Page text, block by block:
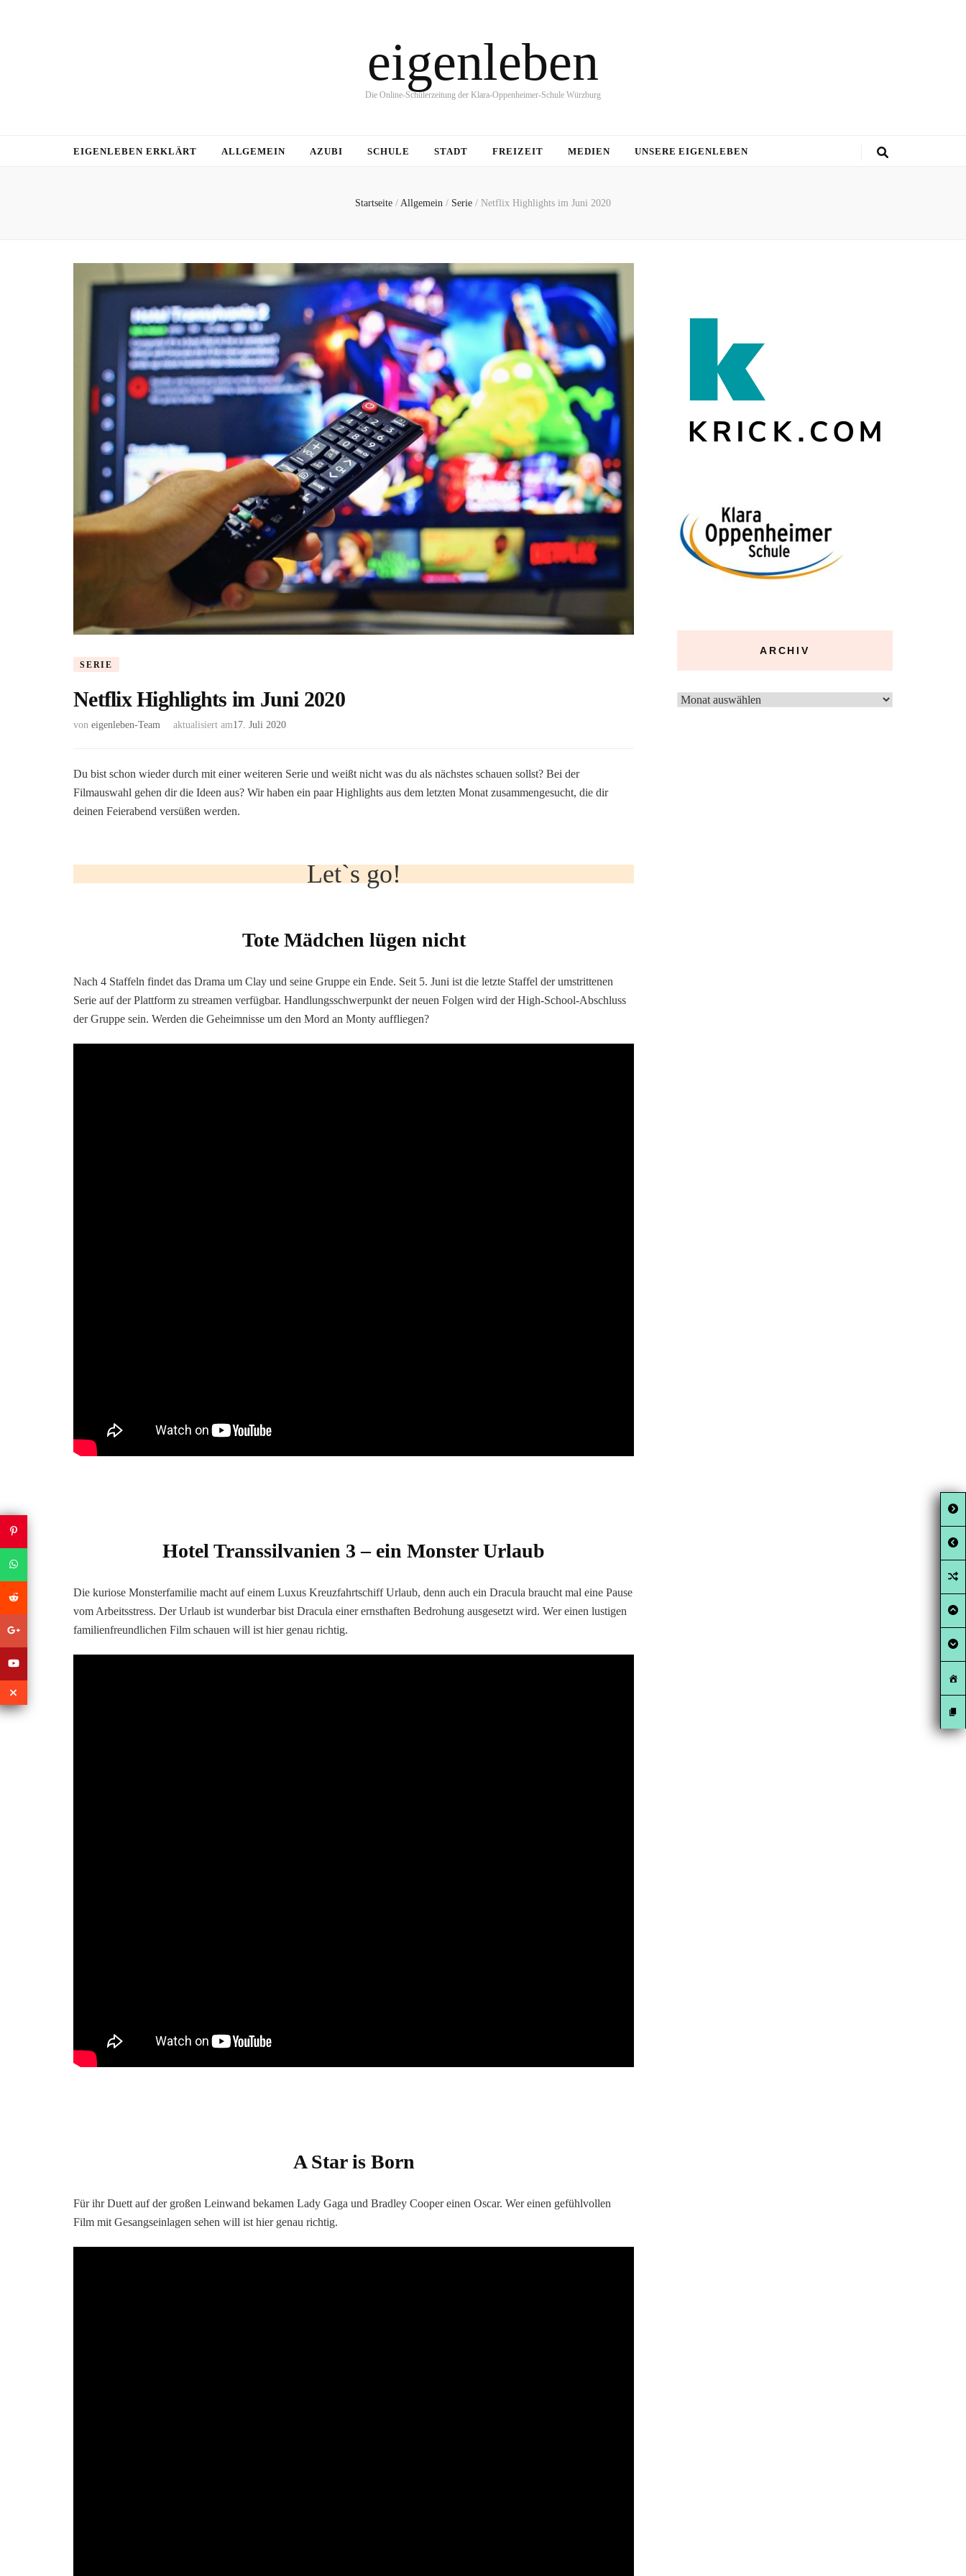
eigenleben
Die Online-Schülerzeitung der Klara-Oppenheimer-Schule Würzburg
EIGENLEBEN ERKLÄRT ALLGEMEIN AZUBI SCHULE STADT FREIZEIT MEDIEN UNSERE EIGENLEBEN
Startseite / Allgemein / Serie / Netflix Highlights im Juni 2020
SERIE
Netflix Highlights im Juni 2020
von eigenleben-Team aktualisiert am17. Juli 2020
Du bist schon wieder durch mit einer weiteren Serie und weißt nicht was du als nächstes schauen sollst? Bei der
Filmauswahl gehen dir die Ideen aus? Wir haben ein paar Highlights aus dem letzten Monat zusammengesucht, die dir
deinen Feierabend versüßen werden.
Let`s go!
Tote Mädchen lügen nicht
Nach 4 Staffeln findet das Drama um Clay und seine Gruppe ein Ende. Seit 5. Juni ist die letzte Staffel der umstrittenen
Serie auf der Plattform zu streamen verfügbar. Handlungsschwerpunkt der neuen Folgen wird der High-School-Abschluss
der Gruppe sein. Werden die Geheimnisse um den Mord an Monty auffliegen?
Hotel Transsilvanien 3 – ein Monster Urlaub
Die kuriose Monsterfamilie macht auf einem Luxus Kreuzfahrtschiff Urlaub, denn auch ein Dracula braucht mal eine Pause
vom Arbeitsstress. Der Urlaub ist wunderbar bist Dracula einer ernsthaften Bedrohung ausgesetzt wird. Wer einen lustigen
familienfreundlichen Film schauen will ist hier genau richtig.
A Star is Born
Für ihr Duett auf der großen Leinwand bekamen Lady Gaga und Bradley Cooper einen Oscar. Wer einen gefühlvollen
Film mit Gesangseinlagen sehen will ist hier genau richtig.
ARCHIV
Archiv